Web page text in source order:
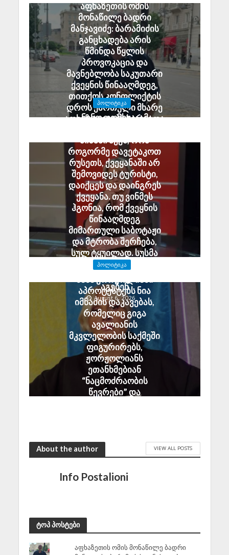
აფხაზეთის ომის
მონაწილე ბადრი
მანჯავიძე: ბარამიძის
განცხადება არის
წმინდა წყლის
პროვოკაცია და
მავნებლობა საკუთარი
ქვეყნის წინააღმდეგ,
თითქოს კონფლიქტის
დროს ქართული მხარე
აფხაზ ტყვეებს ხვრეტდა
ᲞᲝᲚᲘᲢᲘᲙᲐ
ნინო ფოჩხუა: ამ
მიზანი აქვს, რომ
როგორმე დავეტაკოთ
რუსეთს, ქვეყანაში არ
შემოვიდეს ტურისტი,
დაიქცეს და დაინგრეს
ქვეყანა. თუ ვინმეს
ჰგონია, რომ ქვეყნის
წინააღმდეგ
მიმართული საბოტაჟი
და მტრობა შერჩება,
სულ ტყუილად. სუსმა
გამოძიება დაიწყო და
აგებენ
August 6, 2026
ᲞᲝᲚᲘᲢᲘᲙᲐ
აპროტესტებს ნია
იმნაძის დაკავებას,
რომელიც გიგა
ავალიანის
მკვლელობის საქმეში
ფიგურირებს,
ჟორჟოლიანს
ეთანხმებიან
“ნაცმოძრაობის
წევრები” და
About the author VIEW ALL POSTS
Info Postalioni
ტოპ პოსტები
აფხაზეთის ომის მონაწილე ბადრი